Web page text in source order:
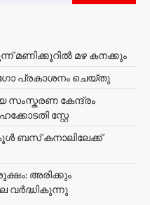
മണിക്കൂറിൽ മഴ കനക്കും
പ്രകാശനം ചെയ്തു
സംസ്കരണ കേന്ദ്രം
സ്റ്റേ
ബസ് കനാലിലേക്ക്
അരിക്കും
വർദ്ധികുന്നു